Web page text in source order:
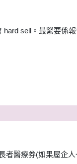
sell。最緊要係
者醫療券(如果屋企